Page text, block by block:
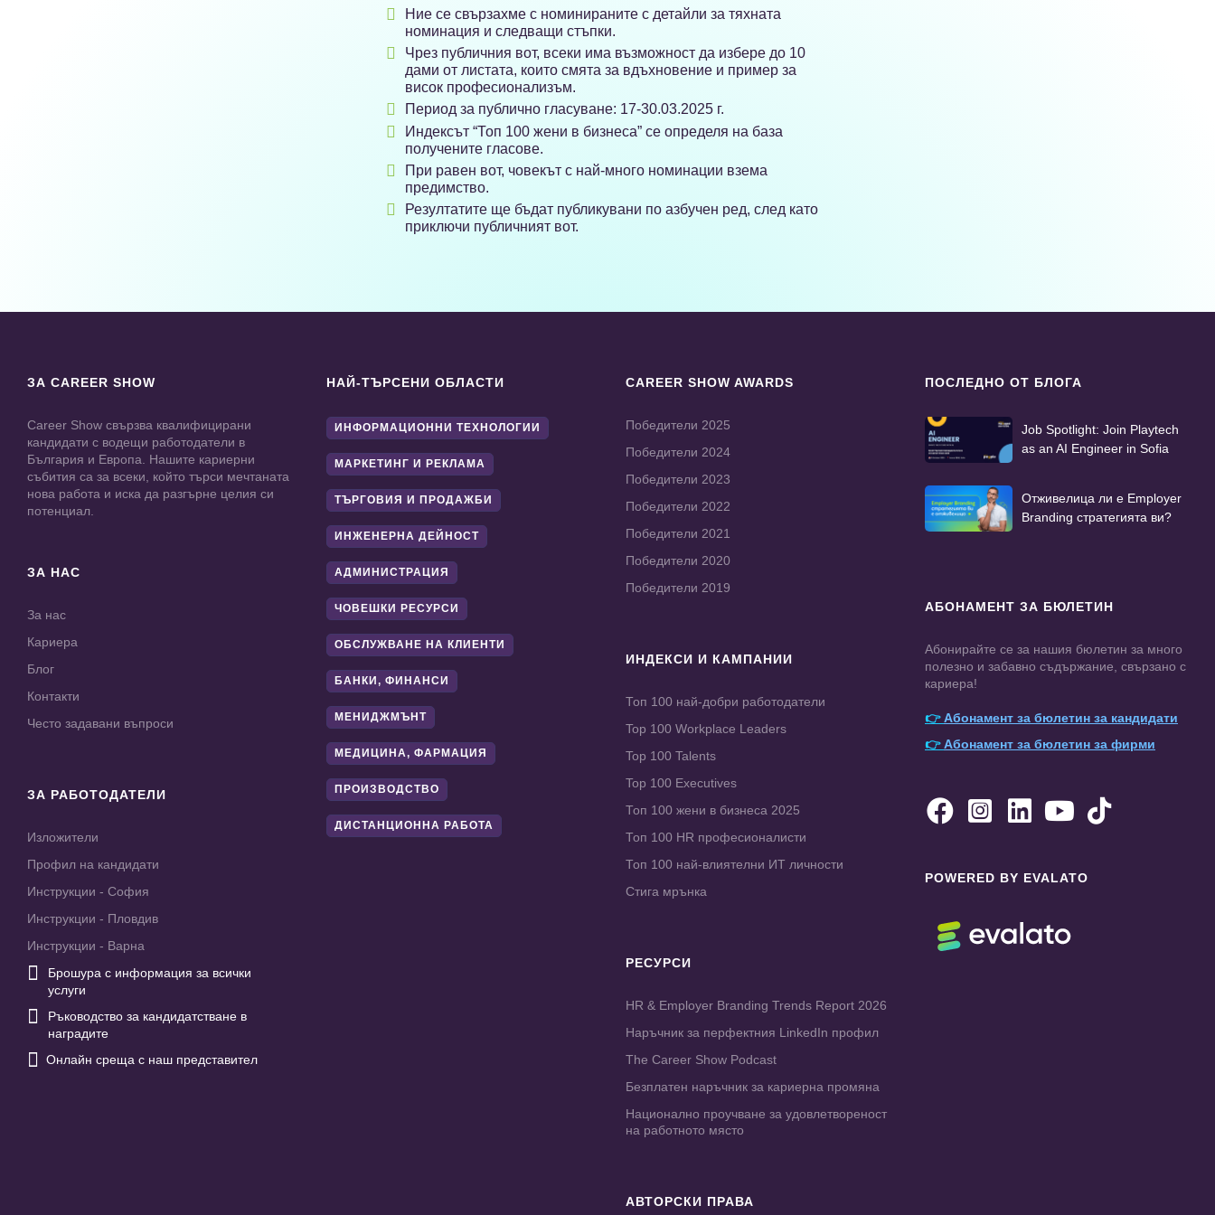

Ние се свързахме с номинираните с детайли за тяхната
номинация и следващи стъпки.

Чрез публичния вот, всеки има възможност да избере до 10
дами от листата, които смята за вдъхновение и пример за
висок професионализъм.
 Период за публично гласуване: 17-30.03.2025 г.

Индексът “Топ 100 жени в бизнеса” се определя на база
получените гласове.

При равен вот, човекът с най-много номинации взема
предимство.

Резултатите ще бъдат публикувани по азбучен ред, след като
приключи публичният вот.
ЗА CAREER SHOW
Career Show свързва квалифицирани
кандидати с водещи работодатели в
България и Европа. Нашите кариерни
събития са за всеки, който търси мечтаната
нова работа и иска да разгърне целия си
потенциал.
ЗА НАС
За нас
Кариера
Блог
Контакти
Често задавани въпроси
ЗА РАБОТОДАТЕЛИ
Изложители
Профил на кандидати
Инструкции - София
Инструкции - Пловдив
Инструкции - Варна

Брошура с информация за всички
услуги

Ръководство за кандидатстване в
наградите
 Онлайн среща с наш представител
НАЙ-ТЪРСЕНИ ОБЛАСТИ
ИНФОРМАЦИОННИ ТЕХНОЛОГИИ
МАРКЕТИНГ И РЕКЛАМА
ТЪРГОВИЯ И ПРОДАЖБИ
ИНЖЕНЕРНА ДЕЙНОСТ
АДМИНИСТРАЦИЯ
ЧОВЕШКИ РЕСУРСИ
ОБСЛУЖВАНЕ НА КЛИЕНТИ
БАНКИ, ФИНАНСИ
МЕНИДЖМЪНТ
МЕДИЦИНА, ФАРМАЦИЯ
ПРОИЗВОДСТВО
ДИСТАНЦИОННА РАБОТА
CAREER SHOW AWARDS
Победители 2025
Победители 2024
Победители 2023
Победители 2022
Победители 2021
Победители 2020
Победители 2019
ИНДЕКСИ И КАМПАНИИ
Топ 100 най-добри работодатели
Top 100 Workplace Leaders
Top 100 Talents
Top 100 Executives
Топ 100 жени в бизнеса 2025
Топ 100 HR професионалисти
Топ 100 най-влиятелни ИТ личности
Стига мрънка
РЕСУРСИ
HR & Employer Branding Trends Report 2026
Наръчник за перфектния LinkedIn профил
The Career Show Podcast
Безплатен наръчник за кариерна промяна
Национално проучване за удовлетвореност
на работното място
АВТОРСКИ ПРАВА
ПОСЛЕДНО ОТ БЛОГА
Job Spotlight: Join Playtech
as an AI Engineer in Sofia
Отживелица ли е Employer
Branding стратегията ви?
АБОНАМЕНТ ЗА БЮЛЕТИН
Абонирайте се за нашия бюлетин за много
полезно и забавно съдържание, свързано с
кариера!
👉Абонамент за бюлетин за кандидати
👉Абонамент за бюлетин за фирми
    
POWERED BY EVALATO